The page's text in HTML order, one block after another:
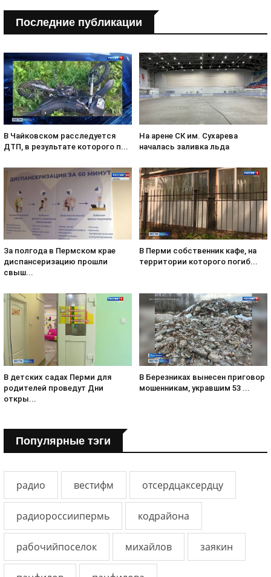
Последние публикации
В Чайковском расследуется
ДТП, в результате которого п...
На арене СК им. Сухарева
началась заливка льда
За полгода в Пермском крае
диспансеризацию прошли
свыш...
В Перми собственник кафе, на
территории которого погиб...
В детских садах Перми для
родителей проведут Дни
откры...
В Березниках вынесен приговор
мошенникам, укравшим 53 ...
Популярные тэги
радио вестифм отсердцаксердцу
радиороссиипермь кодрайона
рабочийпоселок михайлов заякин